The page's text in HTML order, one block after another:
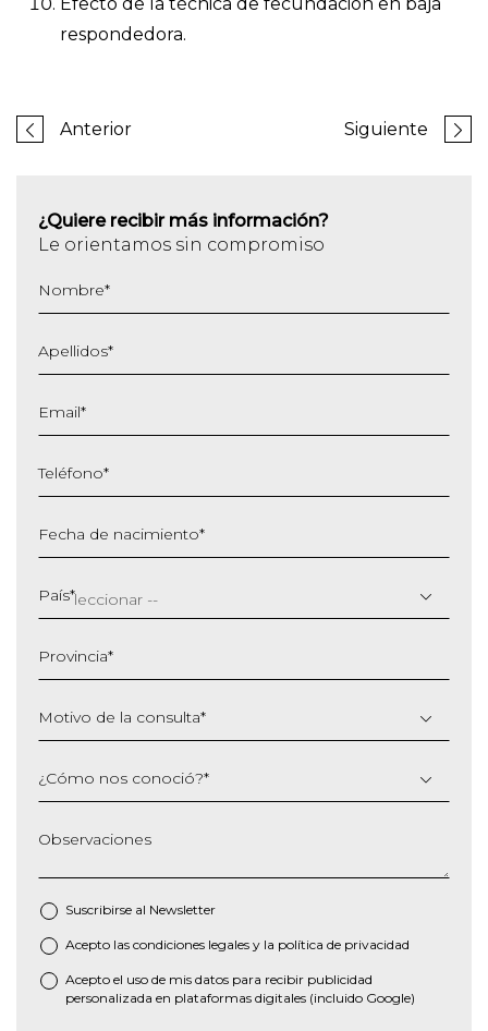
respondedora.
Anterior Siguiente
¿Quiere recibir más información?
Le orientamos sin compromiso
Nombre*
Apellidos*
Email*
Teléfono*
Fecha de nacimiento*
barra
MM
AAAA
País*
Provincia*
Motivo de la consulta*
¿Cómo nos conoció?*
Observaciones
Suscribirse al Newsletter
* Acepto las condiciones legales y la política de privacidad
Acepto el uso de mis datos para recibir publicidad
personalizada en plataformas digitales (incluido Google)